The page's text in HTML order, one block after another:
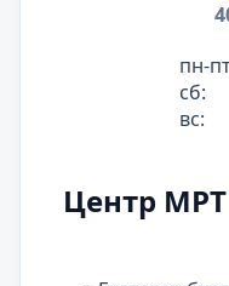
пн-
сб:
вс:
Центр